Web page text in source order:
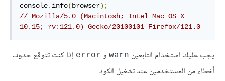
console. info( browser);
// Mozilla/5.0 (Macintosh; Intel Mac OS X
10.15; rv:121.0) Gecko/20100101 Firefox/121.0
يجب عليك استخدام التابعين warn و error إذا كنت تتوقع حدوث
أخطاء من المستخدمين عند تشغيل الكود